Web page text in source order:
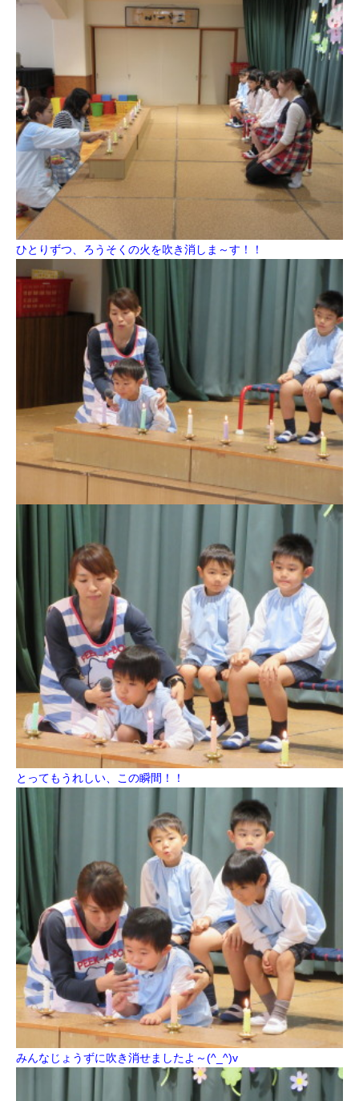
ひとりずつ、ろうそくの火を吹き消しま～す！！
とってもうれしい、この瞬間！！
みんなじょうずに吹き消せましたよ～(^_^)v